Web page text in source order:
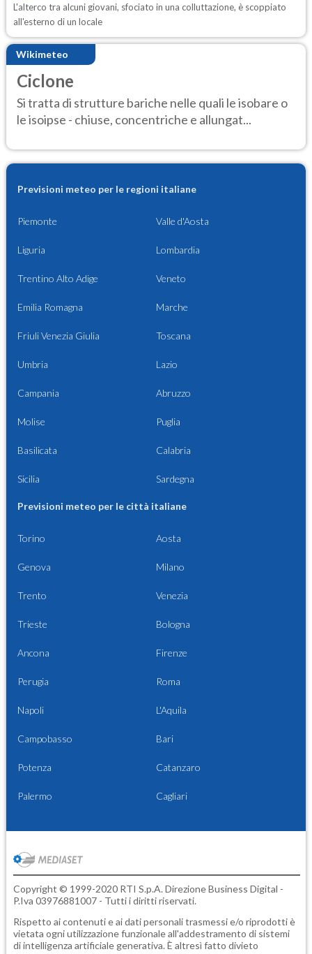
L'alterco tra alcuni giovani, sfociato in una colluttazione, è scoppiato
all'esterno di un locale
Wikimeteo
Ciclone
Si tratta di strutture bariche nelle quali le isobare o
le isoipse - chiuse, concentriche e allungat...
Previsioni meteo per le regioni italiane
Piemonte Valle d'Aosta
Liguria Lombardia
Trentino Alto Adige Veneto
Emilia Romagna Marche
Friuli Venezia Giulia Toscana
Umbria Lazio
Campania Abruzzo
Molise Puglia
Basilicata Calabria
Sicilia Sardegna
Previsioni meteo per le città italiane
Torino Aosta
Genova Milano
Trento Venezia
Trieste Bologna
Ancona Firenze
Perugia Roma
Napoli L'Aquila
Campobasso Bari
Potenza Catanzaro
Palermo Cagliari
Copyright © 1999-2020 RTI S.p.A. Direzione Business Digital -
P.Iva 03976881007 - Tutti i diritti riservati.
Rispetto ai contenuti e ai dati personali trasmessi e/o riprodotti è
vietata ogni utilizzazione funzionale all'addestramento di sistemi
di intelligenza artificiale generativa. È altresì fatto divieto